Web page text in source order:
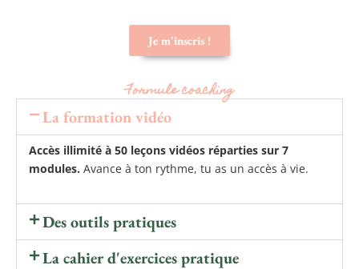
Je m'inscris !
Formule coaching
La formation vidéo
Accès illimité à 50 leçons vidéos réparties sur 7
modules. Avance à ton rythme, tu as un accès à vie.
Des outils pratiques
La cahier d'exercices pratique